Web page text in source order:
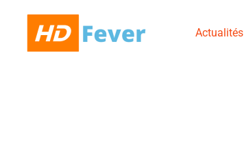
Actualités